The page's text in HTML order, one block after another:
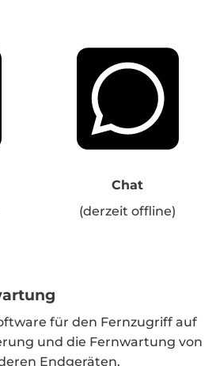
Chat
(derzeit offline)
für den Fernzugriff auf
und die Fernwartung von
Endgeräten.